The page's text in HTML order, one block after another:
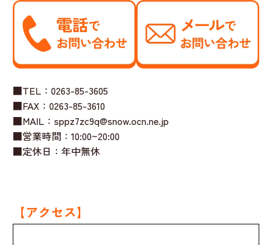
■TEL：0263-85-3605
■FAX：0263-85-3610
■MAIL：sppz7zc9q@snow.ocn.ne.jp
■営業時間：10:00~20:00
■定休日：年中無休
【アクセス】